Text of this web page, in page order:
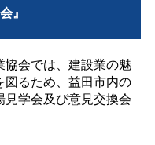
』
会では、建設業の魅
るため、益田市内の
学会及び意見交換会